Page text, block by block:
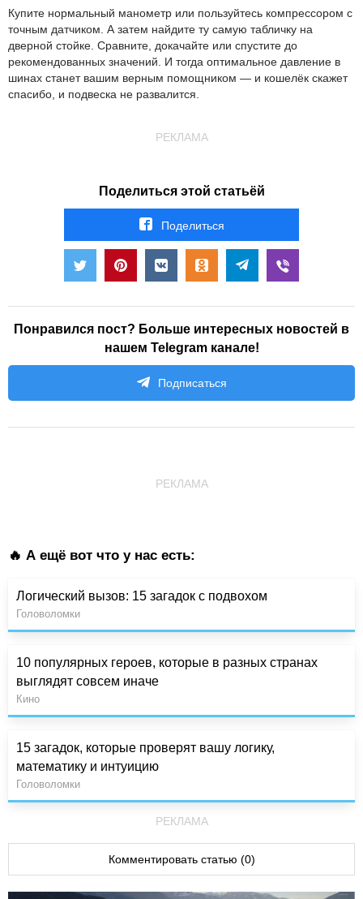
Купите нормальный манометр или пользуйтесь компрессором с
точным датчиком. А затем найдите ту самую табличку на
дверной стойке. Сравните, докачайте или спустите до
рекомендованных значений. И тогда оптимальное давление в
шинах станет вашим верным помощником — и кошелёк скажет
спасибо, и подвеска не развалится.
РЕКЛАМА
Поделиться этой статьёй
Поделиться
Понравился пост? Больше интересных новостей в
нашем Telegram канале!
Подписаться
РЕКЛАМА
🔥 А ещё вот что у нас есть:
Логический вызов: 15 загадок с подвохом
Головоломки
10 популярных героев, которые в разных странах
выглядят совсем иначе
Кино
15 загадок, которые проверят вашу логику,
математику и интуицию
Головоломки
РЕКЛАМА
Комментировать статью (0)